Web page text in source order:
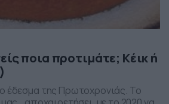
ποια προτιμάτε; Κέικ ή
έδεσμα της Πρωτοχρονιάς. Το